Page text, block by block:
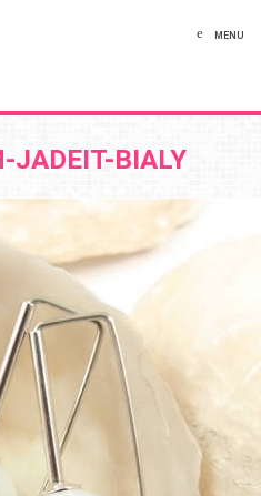
MENU
BIALY